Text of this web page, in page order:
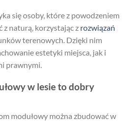
się osoby, które z powodzeniem
z naturą, korzystając z rozwiązań
terenowych. Dzięki nim
estetyki miejsca, jak i
prawnymi.
w lesie to dobry
modułowy można zbudować w